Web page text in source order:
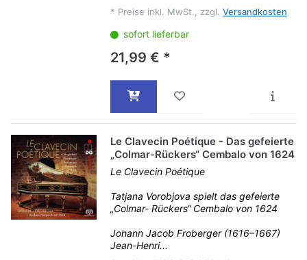
* Preise inkl. MwSt., zzgl. Versandkosten
sofort lieferbar
21,99 € *
Le Clavecin Poétique - Das gefeierte
„Colmar-Rückers“ Cembalo von 1624
Le Clavecin Poétique
Tatjana Vorobjova spielt das gefeierte
„Colmar- Rückers“ Cembalo von 1624
Johann Jacob Froberger (1616–1667)
Jean-Henri...